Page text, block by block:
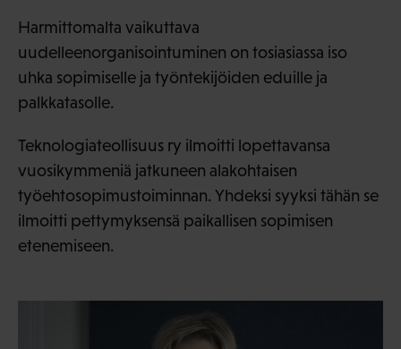
Harmittomalta vaikuttava
uudelleenorganisointuminen on tosiasiassa iso
uhka sopimiselle ja työntekijöiden eduille ja
palkkatasolle.
Teknologiateollisuus ry ilmoitti lopettavansa
vuosikymmeniä jatkuneen alakohtaisen
työehtosopimustoiminnan. Yhdeksi syyksi tähän se
ilmoitti pettymyksensä paikallisen sopimisen
etenemiseen.